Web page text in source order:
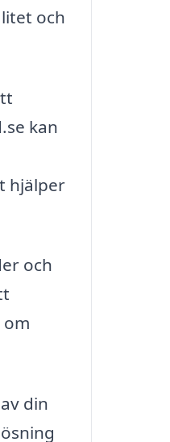
och
kan
hjälper
och
din